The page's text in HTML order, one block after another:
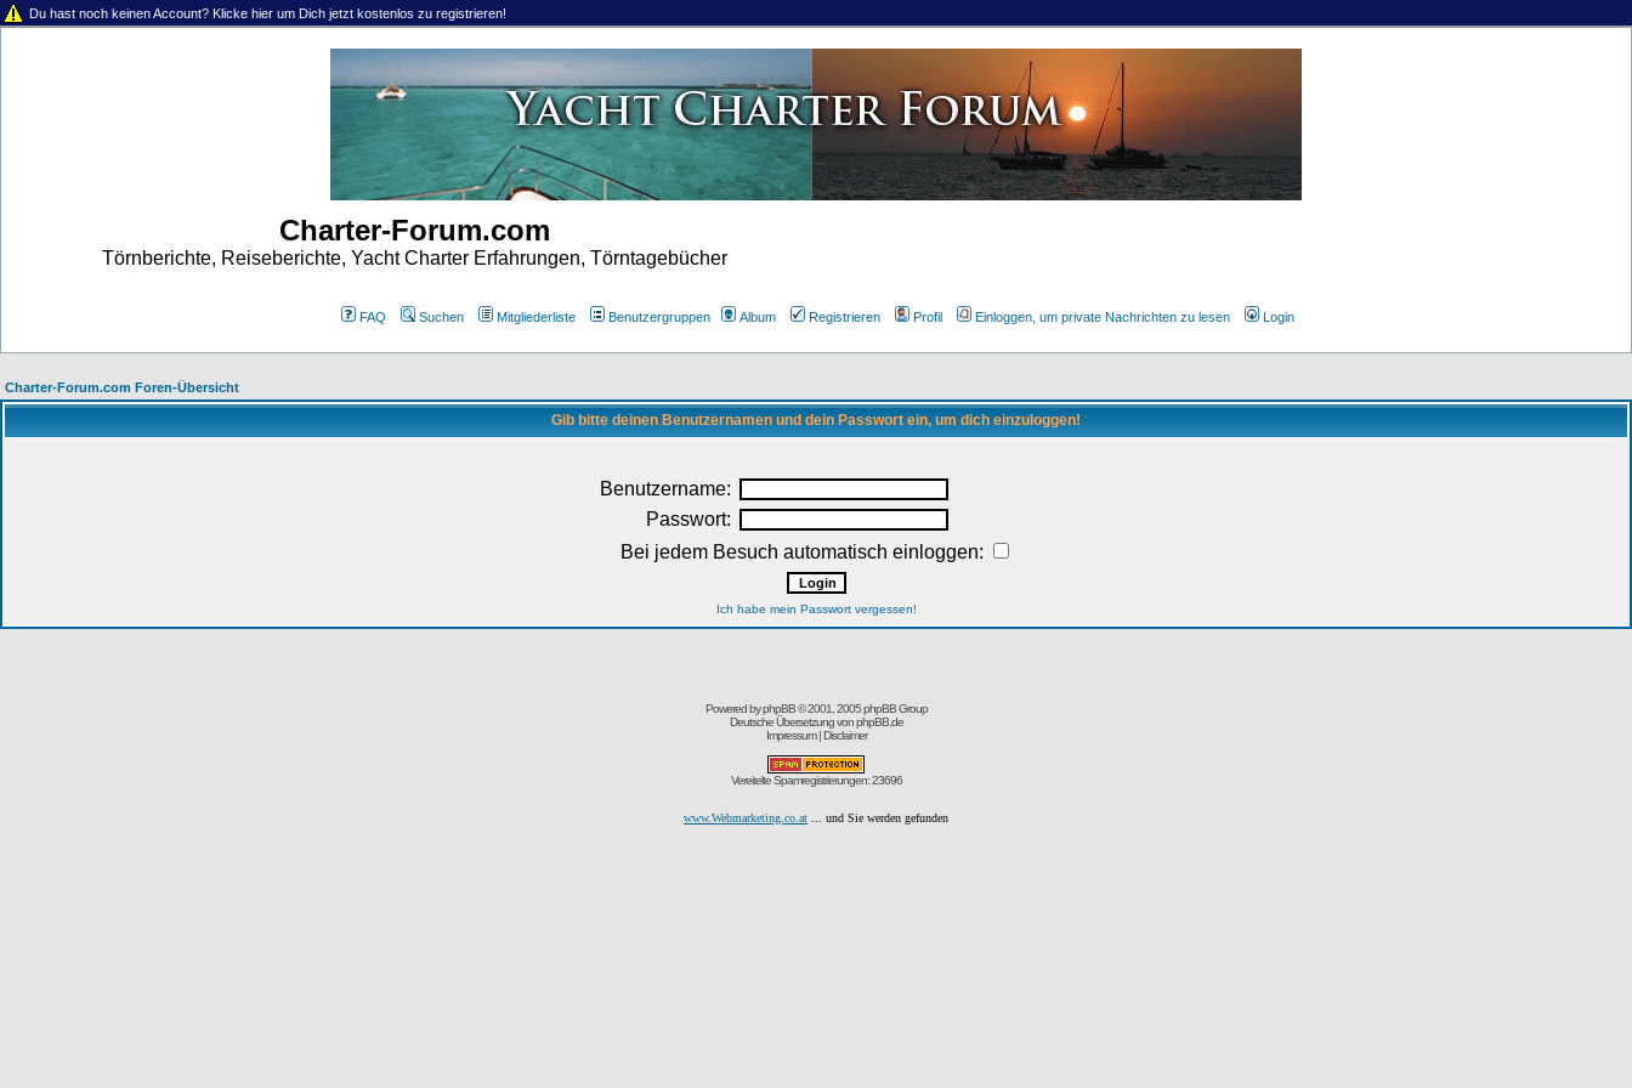
Du hast noch keinen Account? Klicke hier um Dich jetzt kostenlos zu registrieren!
Charter-Forum.com
Törnberichte, Reiseberichte, Yacht Charter Erfahrungen, Törntagebücher
FAQ Suchen Mitgliederliste Benutzergruppen Album Registrieren Profil Einloggen, um private Nachrichten zu lesen Login
Charter-Forum.com Foren-Übersicht
Gib bitte deinen Benutzernamen und dein Passwort ein, um dich einzuloggen!
Benutzername:
Passwort:
Bei jedem Besuch automatisch einloggen:
Ich habe mein Passwort vergessen!
Powered byphpBB© 2001, 2005 phpBB Group
Deutsche Übersetzung vonphpBB.de
Impressum|Disclaimer
Vereitelte Spamregistrierungen: 23696
www.Webmarketing.co.at ... und Sie werden gefunden